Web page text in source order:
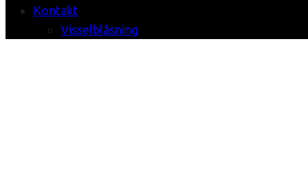
Kontakt
Visselblåsning